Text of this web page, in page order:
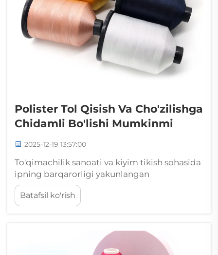
Polister Tol Qisish Va Cho'zilishga
Chidamli Bo'lishi Mumkinmi
2025-12-19 13:57:00
To'qimachilik sanoati va kiyim tikish sohasida
ipning barqarorligi yakunlangan
mahsulotlarning sifati va xizmat ko'rsatish
muddatini aniqlashda muhim rol o'ynaydi.
Bugungi kunda mavjud bo'lgan turli tolalar
Batafsil ko'rish